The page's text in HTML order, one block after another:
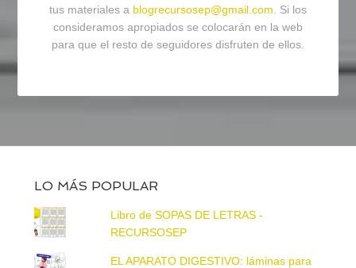
tus materiales a blogrecursosep@gmail.com. Si los
consideramos apropiados se colocarán en la web
para que el resto de seguidores disfruten de ellos.
LO MÁS POPULAR
Libro de SOPAS DE LETRAS -
RECURSOSEP
EL APARATO DIGESTIVO: láminas para